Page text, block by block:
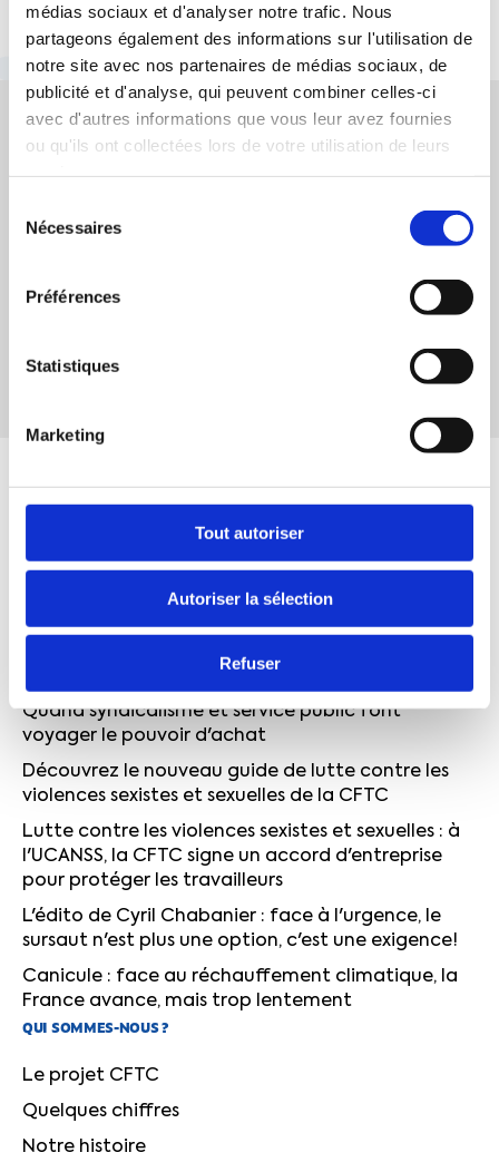
médias sociaux et d'analyser notre trafic. Nous
partageons également des informations sur l'utilisation de
notre site avec nos partenaires de médias sociaux, de
publicité et d'analyse, qui peuvent combiner celles-ci
avec d'autres informations que vous leur avez fournies
ou qu'ils ont collectées lors de votre utilisation de leurs
Nécessaires
Préférences
Statistiques
Marketing
Tout autoriser
Autoriser la sélection
Refuser
Vos droits et l'actualité sociale, enfin clairs
recevez l’essentiel pour comprendre vos droits et
les enjeux sociaux et économiques.
J’accepte de recevoir les communications de la CFTC
Quand syndicalisme et service public font
voyager le pouvoir d'achat
Découvrez le nouveau guide de lutte contre les
violences sexistes et sexuelles de la CFTC
Lutte contre les violences sexistes et sexuelles : à
l'UCANSS, la CFTC signe un accord d'entreprise
pour protéger les travailleurs
L'édito de Cyril Chabanier : face à l'urgence, le
sursaut n'est plus une option, c'est une exigence!
Canicule : face au réchauffement climatique, la
France avance, mais trop lentement
QUI SOMMES-NOUS ?
Le projet CFTC
Quelques chiffres
Notre histoire